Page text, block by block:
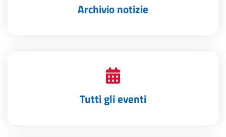
Archivio notizie
Tutti gli eventi